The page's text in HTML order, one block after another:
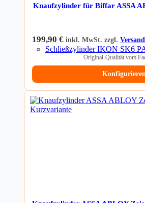
Knaufzylinder für Biffar ASSA
199,90 € inkl. MwSt. zzgl. Versand
Schließzylinder IKON SK6
Original-Qualität vom